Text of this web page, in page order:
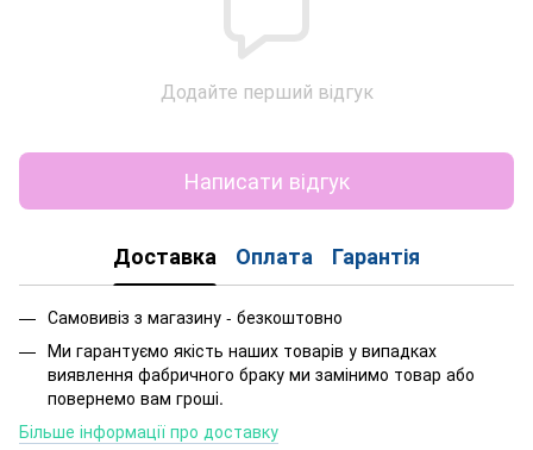
Додайте перший відгук
Написати відгук
Доставка Оплата Гарантія
Самовивіз з магазину - безкоштовно
Ми гарантуємо якість наших товарів у випадках
виявлення фабричного браку ми замінимо товар або
повернемо вам гроші.
Більше інформації про доставку